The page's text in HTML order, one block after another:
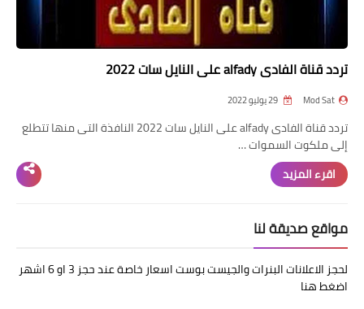
ترددات النايل سات
تردد قناة الفادى alfady على النايل سات 2022
Mod Sat
تردد قناة الفادى alfady على النايل سات 2022 النافذة التى منها تتطلع
إلى ملكوت السموات …
اقرء المزيد
مواقع صديقة لنا
لحجز الاعلانات البنرات والجيست بوست اسعار خاصة عند حجز 3 او 6 اشهر
اضغط هنا